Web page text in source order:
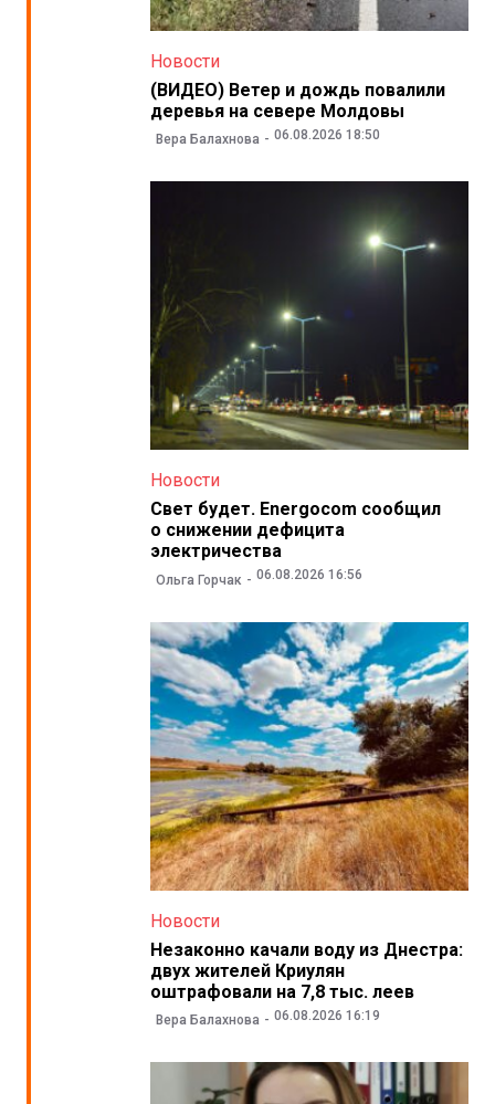
Новости
(ВИДЕО) Ветер и дождь повалили
деревья на севере Молдовы
Вера Балахнова 06.08.2026 18:50
Новости
Свет будет. Energocom сообщил
о снижении дефицита
электричества
Ольга Горчак 06.08.2026 16:56
Новости
Незаконно качали воду из Днестра:
двух жителей Криулян
оштрафовали на 7,8 тыс. леев
Вера Балахнова 06.08.2026 16:19